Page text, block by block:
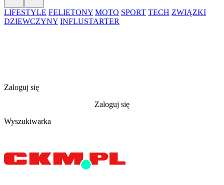
LIFESTYLE FELIETONY MOTO SPORT TECH ZWIĄZKI
DZIEWCZYNY INFLUSTARTER
Zaloguj się
Zaloguj się
Wyszukiwarka